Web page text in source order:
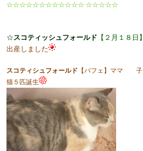
☆☆☆☆☆☆☆☆☆☆☆☆ ☆☆☆☆☆
☆ スコティッシュフォールド 【２月１８日 】
出産しました
スコティシュフォールド 【パフェ】ママ 子
猫５匹誕生